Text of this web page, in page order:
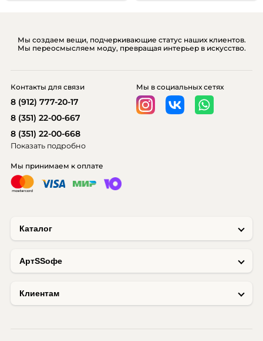
Мы создаем вещи, подчеркивающие статус наших клиентов.
Мы переосмысляем моду, превращая интерьер в искусство.
Каталог
AртSSофе
Клиентам
Мы принимаем к оплате
Мы в социальных сетях
Контакты для связи
8 (912) 777-20-17
8 (351) 22-00-667
8 (351) 22-00-668
Показать подробно